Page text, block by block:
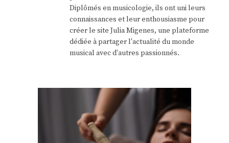
Diplômés en musicologie, ils ont uni leurs
connaissances et leur enthousiasme pour
créer le site Julia Migenes, une plateforme
dédiée à partager l'actualité du monde
musical avec d'autres passionnés.